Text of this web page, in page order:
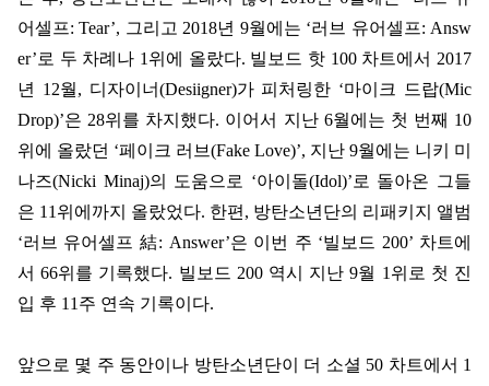
어셀프: Tear’, 그리고 2018년 9월에는 ‘러브 유어셀프: Answ
er’로 두 차례나 1 위에 올랐다. 빌보드 핫 100 차트에서 2017
년 12월, 디자이너(Desiigner)가 피처링한 ‘마이크 드랍(Mic
Drop)’은 28위를 차지했다. 이어서 지난 6월에는 첫 번째 10
위에 올랐던 ‘페이크 러브(Fake Love)’, 지난 9월에는 니키 미
나즈(Nicki Minaj)의 도움으로 ‘아이돌(Idol)’로 돌아온 그들
은 11 위에까지 올랐었다. 한편 , 방탄소년단의 리패키지 앨범
‘러브 유어셀프 結: Answer’은 이번 주 ‘빌보드 200’ 차트에
서66위를 기록했다. 빌보드 200 역시 지난9월 1 위로 첫 진
입 후 11 주 연속 기록이다.
앞으로 몇 주 동안이나 방탄소년단이 더 소셜 50 차트에서 1